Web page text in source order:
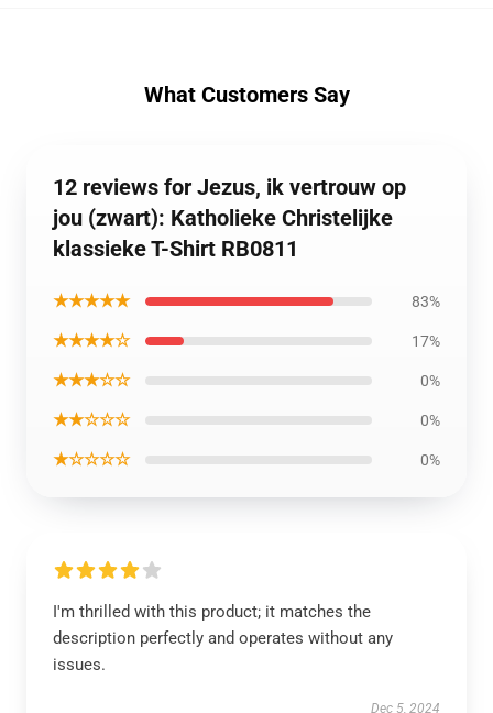
What Customers Say
12 reviews for Jezus, ik vertrouw op
jou (zwart): Katholieke Christelijke
klassieke T-Shirt RB0811
★★★★★ 83%
★★★★☆ 17%
★★★☆☆ 0%
★★☆☆☆ 0%
★☆☆☆☆ 0%
I'm thrilled with this product; it matches the
description perfectly and operates without any
issues.
Dec 5, 2024